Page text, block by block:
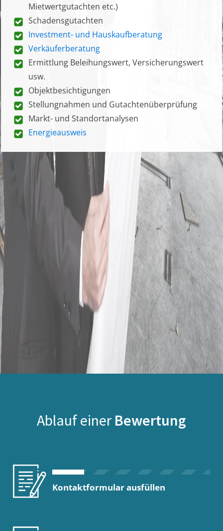
Mietwertgutachten etc.)
Schadensgutachten
Investment- und Hauskaufberatung
Verkäuferberatung
Ermittlung Beleihungswert, Versicherungswert
usw.
Objektbesichtigungen
Stellungnahmen und Gutachtenüberprüfung
Markt- und Standortanalysen
Energieausweis
Ablauf einer Bewertung
Kontaktformular ausfüllen